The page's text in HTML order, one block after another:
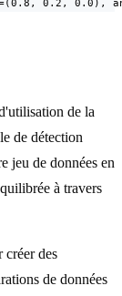
0.2, 0.0),
de la
de détection
jeu de données en
à travers
créer des
de données